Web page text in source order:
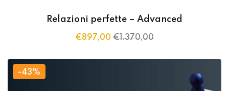
Relazioni perfette – Advanced
€1.370,00
€897,00
-43%